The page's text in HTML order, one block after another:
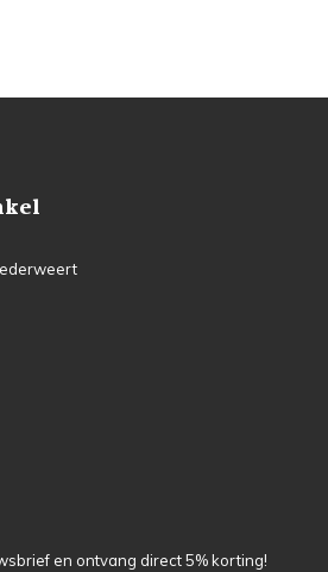
en ontvang direct 5% korting!